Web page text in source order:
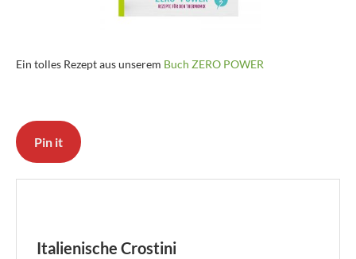
Ein tolles Rezept aus unserem Buch ZERO POWER
Pin it
Italienische Crostini